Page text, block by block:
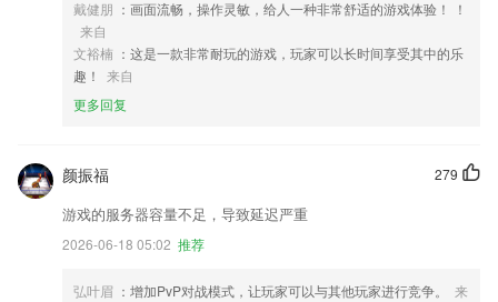
戴健朋 ：画面流畅，操作灵敏，给人一种非常舒适的游戏体验！ ！
来自
文裕楠 ：这是一款非常耐玩的游戏，玩家可以长时间享受其中的乐
趣！
来自
更多回复
279
颜振福
游戏的服务器容量不足，导致延迟严重
2026-06-18 05:02 推荐
弘叶眉 ：增加PvP对战模式，让玩家可以与其他玩家进行竞争。
来